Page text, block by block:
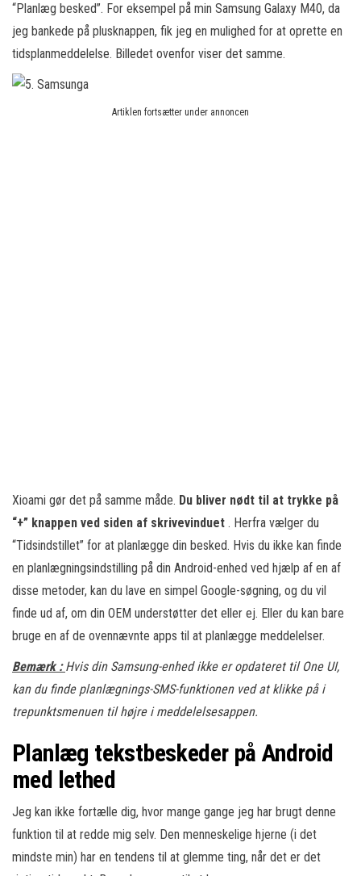
“Planlæg besked”. For eksempel på min Samsung Galaxy M40, da
jeg bankede på plusknappen, fik jeg en mulighed for at oprette en
tidsplanmeddelelse. Billedet ovenfor viser det samme.
Artiklen fortsætter under annoncen
Xioami gør det på samme måde. Du bliver nødt til at trykke på
“+” knappen ved siden af skrivevinduet . Herfra vælger du
“Tidsindstillet” for at planlægge din besked. Hvis du ikke kan finde
en planlægningsindstilling på din Android-enhed ved hjælp af en af
disse metoder, kan du lave en simpel Google-søgning, og du vil
finde ud af, om din OEM understøtter det eller ej. Eller du kan bare
bruge en af de ovennævnte apps til at planlægge meddelelser.
Bemærk :Hvis din Samsung-enhed ikke er opdateret til One UI,
kan du finde planlægnings-SMS-funktionen ved at klikke på i
trepunktsmenuen til højre i meddelelsesappen.
Planlæg tekstbeskeder på Android
med lethed
Jeg kan ikke fortælle dig, hvor mange gange jeg har brugt denne
funktion til at redde mig selv. Den menneskelige hjerne (i det
mindste min) har en tendens til at glemme ting, når det er det